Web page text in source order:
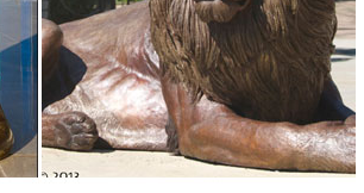
скульптуры, казались маленькими
художника, где создавалась статуя